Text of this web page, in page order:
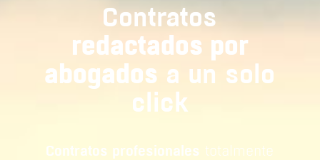
Contratos
redactados por
abogados a un solo
click
Contratos profesionales totalmente